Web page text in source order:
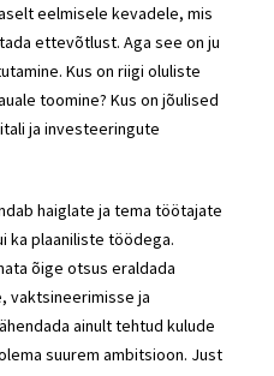
eelmisele kevadele, mis
ettevõtlust. Aga see on ju
Kus on riigi oluliste
toomine? Kus on jõulised
ja investeeringute
haiglate ja tema töötajate
ka plaaniliste töödega.
õige otsus eraldada
vaktsineerimisse ja
ainult tehtud kulude
suurem ambitsioon. Just